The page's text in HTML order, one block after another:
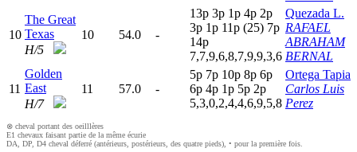
10
The Great
Texas
H/5
10 54.0 -
13p 3p 1p 4p 2p
3p 1p 11p (25) 7p
14p
7,7,9,6,8,7,9,9,3,6
Quezada L.
RAFAEL
ABRAHAM
BERNAL
11
Golden
East
H/7
11 57.0 -
5p 7p 10p 8p 6p
6p 4p 1p 5p 2p
5,3,0,2,4,4,6,9,5,8
Ortega Tapia
Carlos Luis
Perez
⊗ cheval portant des oeilllères
E1 chevaux faisant partie de la même écurie
DA, DP, D4 cheval déferré (antérieurs, postérieurs, des quatre pieds), • pour la première fois.